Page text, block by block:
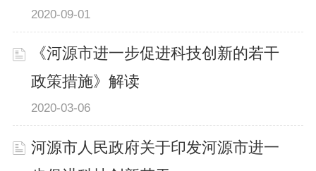
2020-09-01
《河源市进一步促进科技创新的若干
政策措施》解读
2020-03-06
河源市人民政府关于印发河源市进一